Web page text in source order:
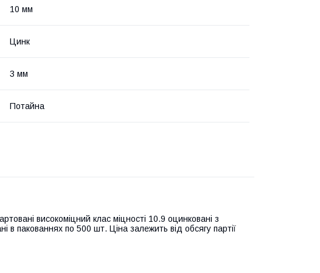
10 мм
Цинк
3 мм
Потайна
високоміцний клас міцності 10.9 оцинковані з
в пакованнях по 500 шт. Ціна залежить від обсягу партії